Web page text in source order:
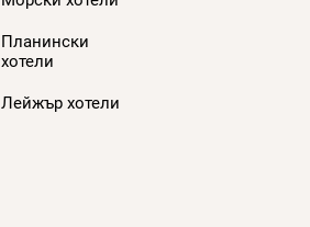
Планински
хотели
Лейжър хотели